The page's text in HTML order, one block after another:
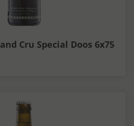
Cru Special Doos 6x75